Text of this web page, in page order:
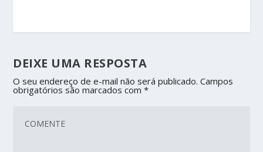
DEIXE UMA RESPOSTA
O seu endereço de e-mail não será publicado. Campos
obrigatórios são marcados com*